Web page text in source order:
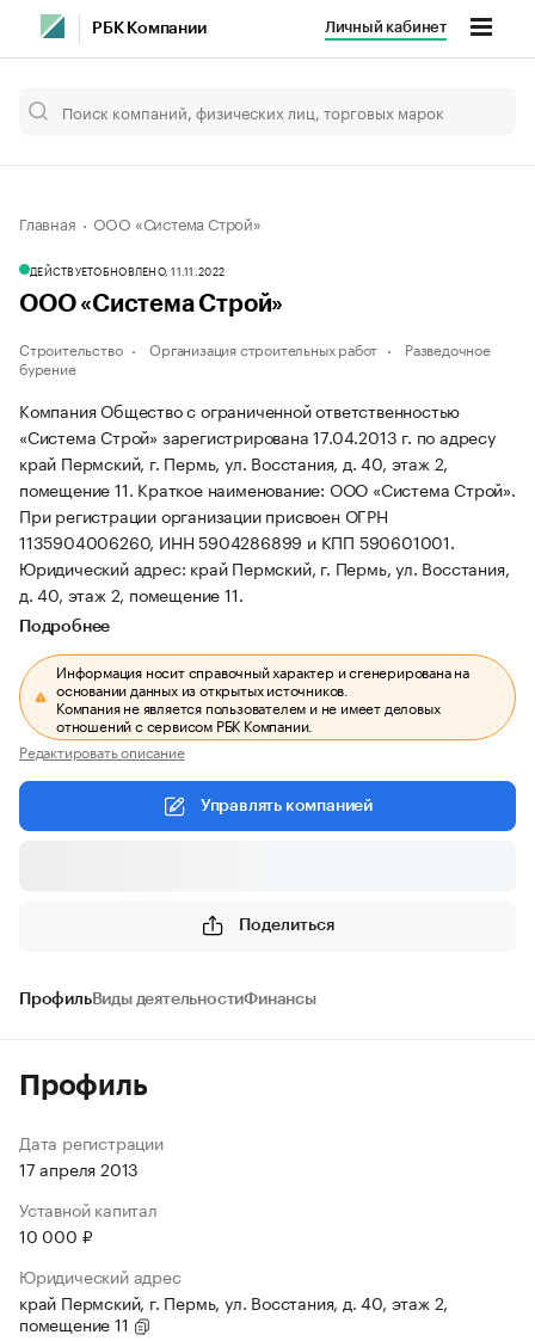
РБК Компании Личный кабинет
Главная ООО «Система Строй»
ДЕЙСТВУЕТОБНОВЛЕНО, 11.11.2022
ООО «Система Строй»
Строительство Организация строительных работ
Разведочное
бурение
Компания Общество с ограниченной ответственностью
«Система Строй» зарегистрирована 17.04.2013 г. по адресу
край Пермский, г. Пермь, ул. Восстания, д. 40, этаж 2,
помещение 11. Краткое наименование: ООО «Система Строй».
При регистрации организации присвоен ОГРН
1135904006260, ИНН 5904286899 и КПП 590601001.
Юридический адрес: край Пермский, г. Пермь, ул. Восстания,
д. 40, этаж 2, помещение 11.
Подробнее
Информация носит справочный характер и сгенерирована на
основании данных из открытых источников.
Компания не является пользователем и не имеет деловых
отношений с сервисом РБК Компании.
Редактировать описание
Управлять компанией
Поделиться
ПрофильВиды деятельностиФинансы
Профиль
Дата регистрации
17 апреля 2013
Уставной капитал
10 000 ₽
Юридический адрес
край Пермский, г. Пермь, ул. Восстания, д. 40, этаж 2,
помещение 11